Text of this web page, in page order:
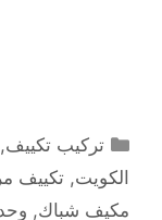
التصنيفات
تركيب تكييف
الكويت, تكييف
مكيف شباك,